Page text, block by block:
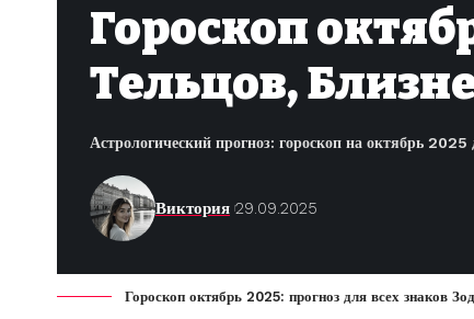
Гороскоп
Тельцов,
Астрологический прогноз: гороскоп на октябрь 2025
Виктория 29.09.2025
Гороскоп октябрь 2025: прогноз для всех знаков